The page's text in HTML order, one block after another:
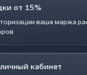
от 15%
ваша маржа
кабинет